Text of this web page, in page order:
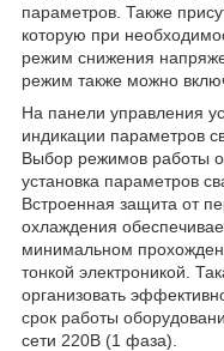
параметров. Также
которую при
режим снижения
режим также можно
На панели управления
индикации параметров
Выбор режимов работы
установка параметров
Встроенная защита от
охлаждения
минимальном
тонкой электроникой.
организовать
срок работы
сети 220В (1 фаза).